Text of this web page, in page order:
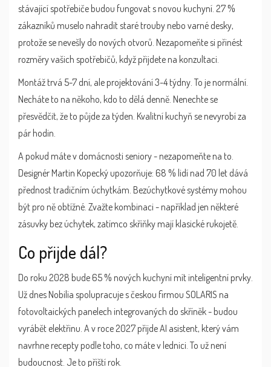
stávající spotřebiče budou fungovat s novou kuchyní. 27 %
zákazníků muselo nahradit staré trouby nebo varné desky,
protože se nevešly do nových otvorů. Nezapomeňte si přinést
rozměry vašich spotřebičů, když přijdete na konzultaci.
Montáž trvá 5-7 dní, ale projektování 3-4 týdny. To je normální.
Necháte to na někoho, kdo to dělá denně. Nenechte se
přesvědčit, že to půjde za týden. Kvalitní kuchyň se nevyrobí za
pár hodin.
A pokud máte v domácnosti seniory - nezapomeňte na to.
Designér Martin Kopecký upozorňuje: 68 % lidí nad 70 let dává
přednost tradičním úchytkám. Bezúchytkové systémy mohou
být pro ně obtížné. Zvažte kombinaci - například jen některé
zásuvky bez úchytek, zatímco skříňky mají klasické rukojetě.
Co přijde dál?
Do roku 2028 bude 65 % nových kuchyní mít inteligentní prvky.
Už dnes Nobilia spolupracuje s českou firmou SOLARIS na
fotovoltaických panelech integrovaných do skříněk - budou
vyrábět elektřinu. A v roce 2027 přijde AI asistent, který vám
navrhne recepty podle toho, co máte v lednici. To už není
budoucnost. Je to příští rok.